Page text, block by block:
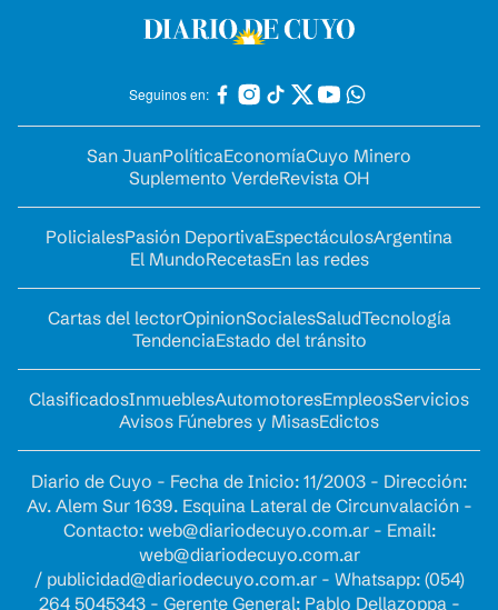
Seguinos en:
San JuanPolíticaEconomíaCuyo Minero
Suplemento VerdeRevista OH
PolicialesPasión DeportivaEspectáculosArgentina
El MundoRecetasEn las redes
Cartas del lectorOpinionSocialesSaludTecnología
TendenciaEstado del tránsito
ClasificadosInmueblesAutomotoresEmpleosServicios
Avisos Fúnebres y MisasEdictos
Diario de Cuyo - Fecha de Inicio: 11/2003 - Dirección:
Av. Alem Sur 1639. Esquina Lateral de Circunvalación -
Contacto: web@diariodecuyo.com.ar- Email:
web@diariodecuyo.com.ar
/ publicidad@diariodecuyo.com.ar- Whatsapp: (054)
264 5045343 - Gerente General: Pablo Dellazoppa -